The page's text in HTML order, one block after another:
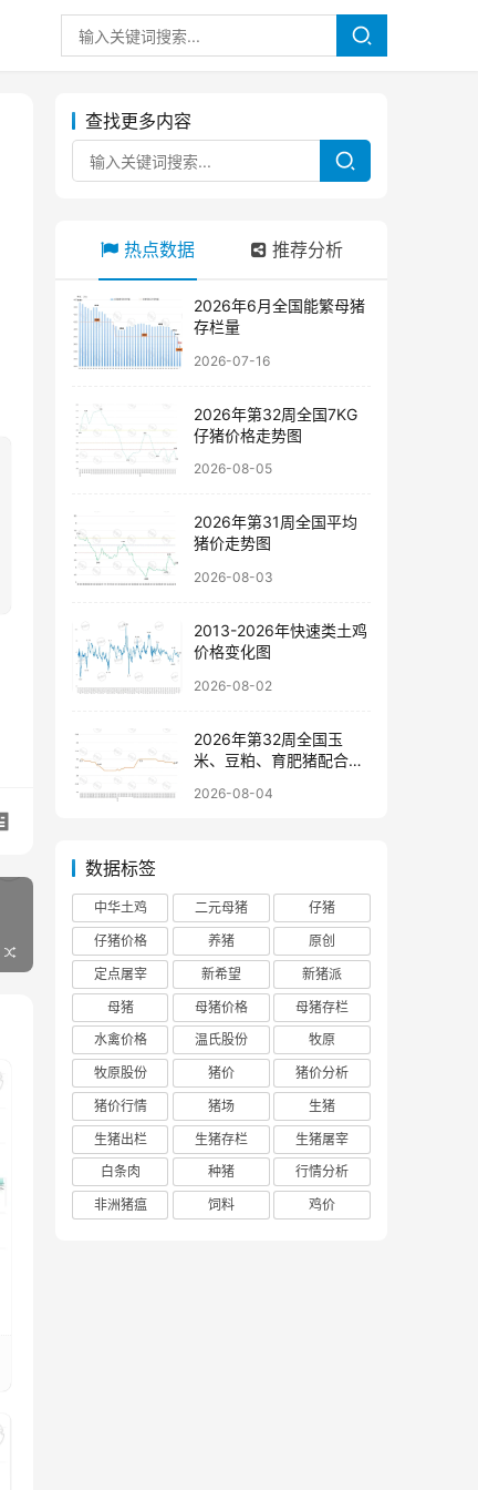
查找更多内容
热点数据 推荐分析
2026年6月全国能繁母猪
存栏量
2026-07-16
2026年第32周全国7KG
仔猪价格走势图
2026-08-05
2026年第31周全国平均
猪价走势图
2026-08-03
2013-2026年快速类土鸡
价格变化图
2026-08-02
2026年第32周全国玉
米、豆粕、育肥猪配合饲
2026-08-04
数据标签
中华土鸡 二元母猪
仔猪
仔猪价格
养猪
原创
定点屠宰
新希望
新猪派
母猪
母猪价格
母猪存栏
水禽价格
温氏股份
牧原
牧原股份
猪价
猪价分析
猪价行情
猪场
生猪
生猪出栏
生猪存栏
生猪屠宰
白条肉
种猪
行情分析
非洲猪瘟
饲料 鸡价